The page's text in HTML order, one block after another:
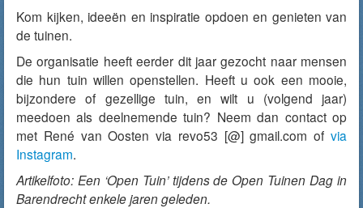
Kom kijken, ideeën en inspiratie opdoen en genieten van
de tuinen.
De organisatie heeft eerder dit jaar gezocht naar mensen
die hun tuin willen openstellen. Heeft u ook een mooie,
bijzondere of gezellige tuin, en wilt u (volgend jaar)
meedoen als deelnemende tuin? Neem dan contact op
met René van Oosten via revo53 [@] gmail.com of via
Instagram.
Artikelfoto: Een ‘Open Tuin’ tijdens de Open Tuinen Dag in
Barendrecht enkele jaren geleden.